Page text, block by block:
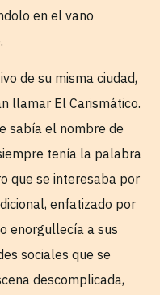
en el vano
de su misma ciudad,
llamar El Carismático.
sabía el nombre de
tenía la palabra
que se interesaba por
enfatizado por
enorgullecía a sus
sociales que se
descomplicada,